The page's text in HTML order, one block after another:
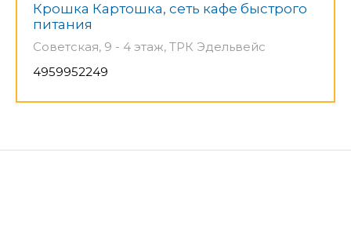
Крошка Картошка, сеть кафе быстрого
питания
Советская, 9 - 4 этаж, ТРК Эдельвейс
4959952249